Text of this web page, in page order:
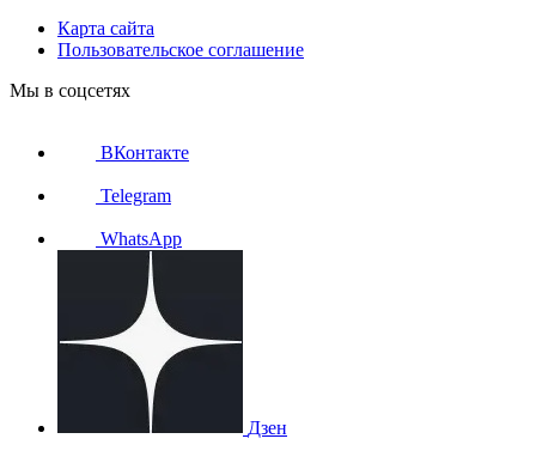
Карта сайта
Пользовательское соглашение
Мы в соцсетях
ВКонтакте
Telegram
WhatsApp
Дзен